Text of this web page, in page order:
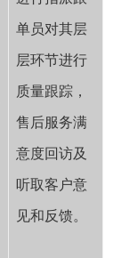
单员对其层
层环节进行
质量跟踪，
售后服务满
意度回访及
听取客户意
见和反馈。